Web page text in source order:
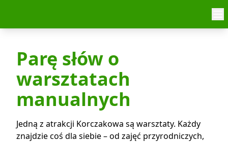
Parę słów o
warsztatach
manualnych
Jedną z atrakcji Korczakowa są warsztaty. Każdy
znajdzie coś dla siebie – od zajęć przyrodniczych,